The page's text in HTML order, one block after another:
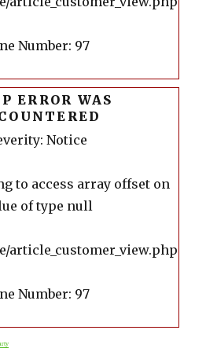
Number: 97
ERROR WAS
Notice
to access array offset on
of type null
article_customer_view.php
Number: 97